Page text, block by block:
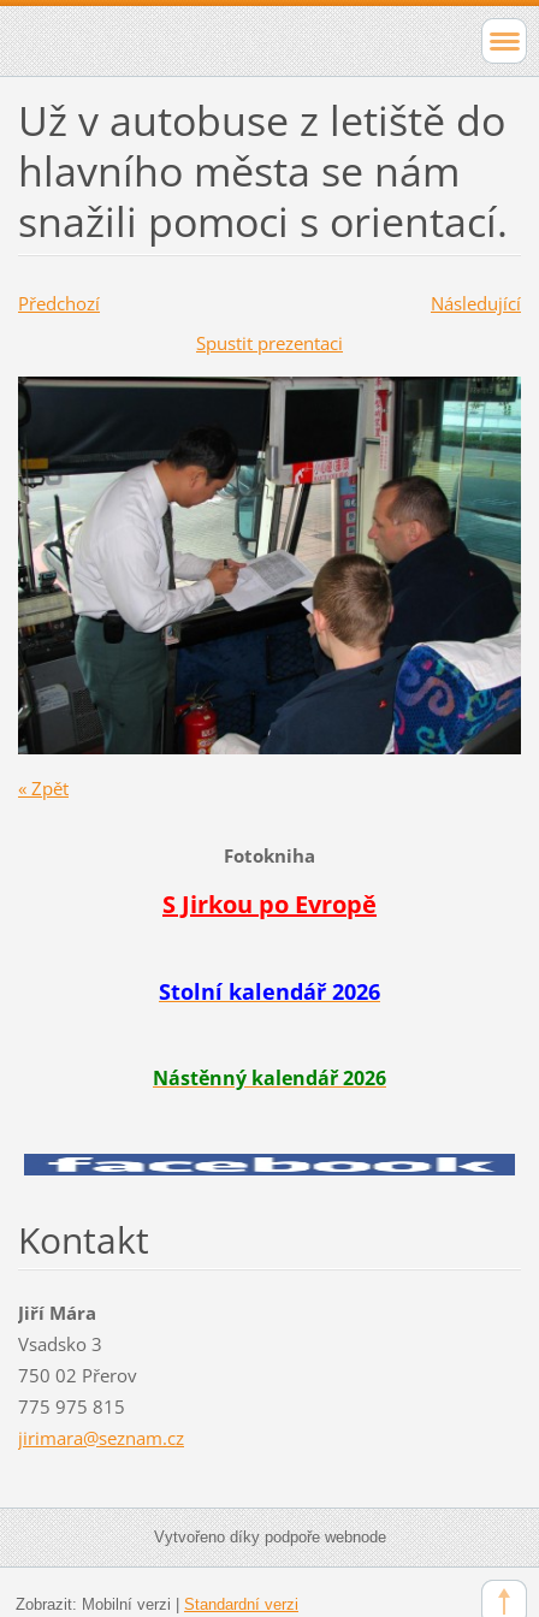
Už v autobuse z letiště do
hlavního města se nám
snažili pomoci s orientací.
Předchozí
Následující
Spustit prezentaci
« Zpět
Fotokniha
S Jirkou po Evropě
Stolní kalendář 2026
Nástěnný kalendář 2026
Kontakt
Jiří Mára
Vsadsko 3
750 02 Přerov
775 975 815
jirimara@seznam.cz
Vytvořeno díky podpoře webnode
Zobrazit: Mobilní verzi Standardní verzi